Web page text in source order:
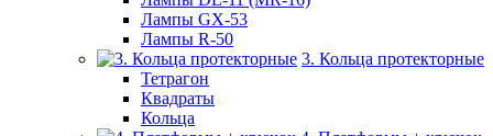
Лампы GX-53
Лампы R-50
3. Кольца протекторные
Тетрагон
Квадраты
Кольца